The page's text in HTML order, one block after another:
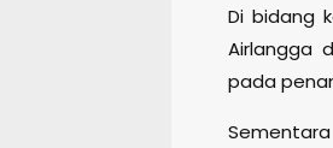
Di bidang
Airlangga
pada